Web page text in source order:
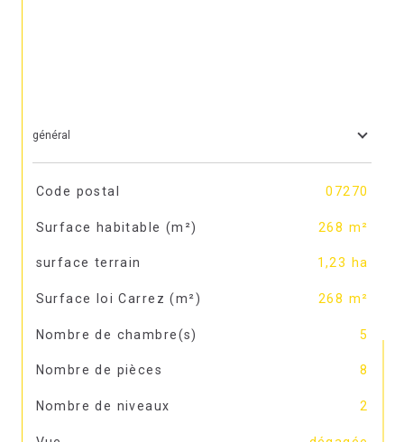
général
TRAD_SIROCCO_Caracteristique
Code postal 07270
Surface habitable (m²) 268 m²
surface terrain 1,23 ha
Surface loi Carrez (m²) 268 m²
Nombre de chambre(s) 5
Nombre de pièces 8
Nombre de niveaux 2